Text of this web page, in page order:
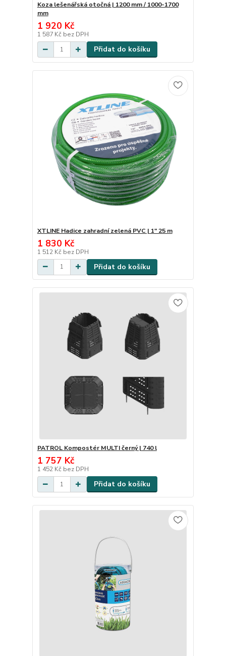
Koza lešenářská otočná | 1200 mm / 1000-1700
mm
1 920 Kč
1 587 Kč bez DPH
Přidat do košíku
XTLINE Hadice zahradní zelená PVC | 1" 25 m
1 830 Kč
1 512 Kč bez DPH
Přidat do košíku
PATROL Kompostér MULTI černý | 740 l
1 757 Kč
1 452 Kč bez DPH
Přidat do košíku